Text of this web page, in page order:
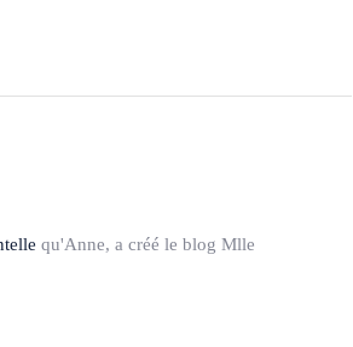
qu'Anne, a créé le blog Mlle